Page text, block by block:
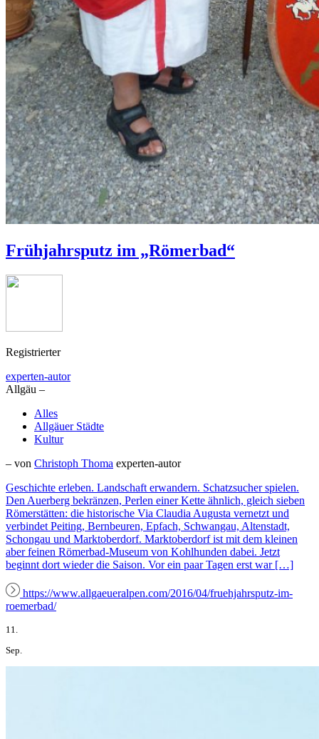
Frühjahrsputz im „Römerbad“
Registrierter
experten-autor
Allgäu –
Alles
Allgäuer Städte
Kultur
– von Christoph Thoma experten-autor
Geschichte erleben. Landschaft erwandern. Schatzsucher spielen.
Den Auerberg bekränzen, Perlen einer Kette ähnlich, gleich sieben
Römerstätten: die historische Via Claudia Augusta vernetzt und
verbindet Peiting, Bernbeuren, Epfach, Schwangau, Altenstadt,
Schongau und Marktoberdorf. Marktoberdorf ist mit dem kleinen
aber feinen Römerbad-Museum von Kohlhunden dabei. Jetzt
beginnt dort wieder die Saison. Vor ein paar Tagen erst war […]
https://www.allgaeueralpen.com/2016/04/fruehjahrsputz-im-
roemerbad/
11.
Sep.